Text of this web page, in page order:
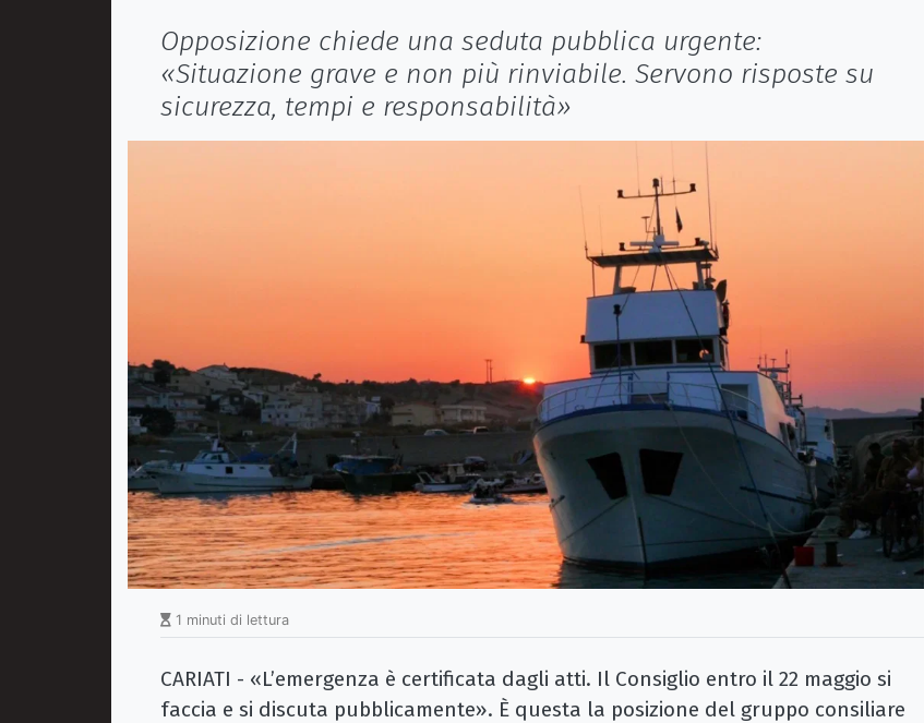
Opposizione chiede una seduta pubblica urgente:
«Situazione grave e non più rinviabile. Servono risposte su
sicurezza, tempi e responsabilità»
1 minuti di lettura
CARIATI - «L’emergenza è certificata dagli atti. Il Consiglio entro il 22 maggio si
faccia e si discuta pubblicamente». È questa la posizione del gruppo consiliare